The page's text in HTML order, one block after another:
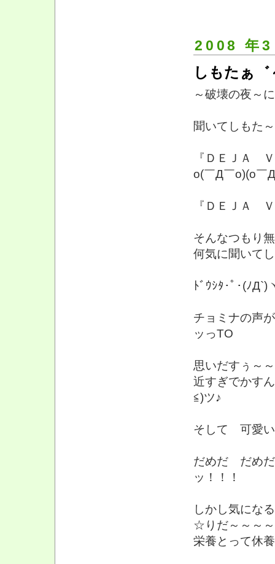
2008 年
しもたぁ
～破壊の夜～
聞いてしもた
『ＤＥＪＡ
o(￣Д￣o)(o￣
『ＤＥＪＡ
そんなつもり
何気に聞いて
ﾄﾞｳｼﾀ･ﾟ･(ﾉД`)
チョミナの声
ッっTO
思いだすぅ～
近すぎでかす
≦)ツ♪
そして 可愛い
だめだ だめ
ッ！！！
しかし気にな
☆りだ～～～
栄養とって休